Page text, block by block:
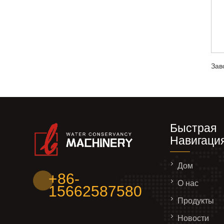
+86-
15662587580
Быстрая
Дом
О нас
Продукты
Новости